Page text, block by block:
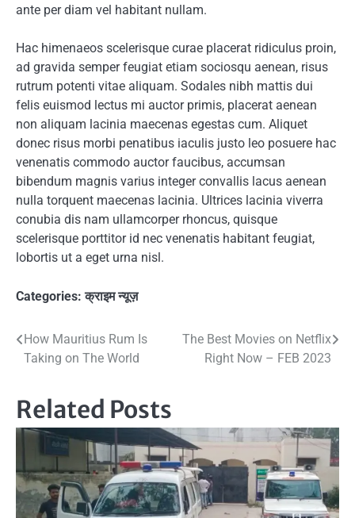
ante per diam vel habitant nullam.
Hac himenaeos scelerisque curae placerat ridiculus proin,
ad gravida semper feugiat etiam sociosqu aenean, risus
rutrum potenti vitae aliquam. Sodales nibh mattis dui
felis euismod lectus mi auctor primis, placerat aenean
non aliquam lacinia maecenas egestas cum. Aliquet
donec risus morbi penatibus iaculis justo leo posuere hac
venenatis commodo auctor faucibus, accumsan
bibendum magnis varius integer convallis lacus aenean
nulla torquent maecenas lacinia. Ultrices lacinia viverra
conubia dis nam ullamcorper rhoncus, quisque
scelerisque porttitor id nec venenatis habitant feugiat,
lobortis ut a eget urna nisl.
Categories:क्राइम न्यूज़
Post
navigation
How Mauritius Rum Is
Taking on The World
The Best Movies on Netflix
Right Now – FEB 2023
Related Posts